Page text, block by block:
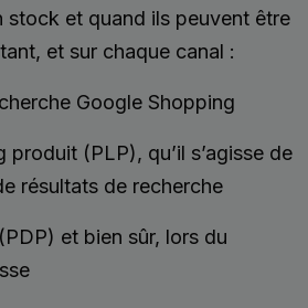
stock et quand ils peuvent être
et sur chaque canal :
Google Shopping
produit (PLP), qu’il s’agisse de
résultats de recherche
et bien sûr, lors du